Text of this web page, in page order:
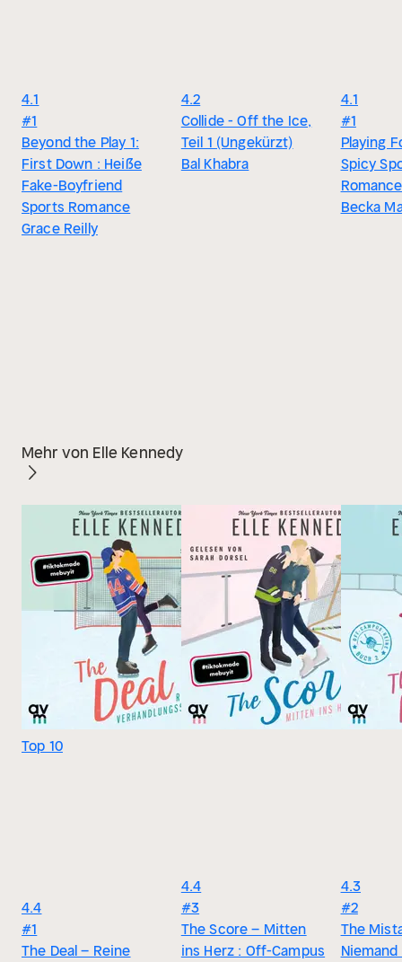
4.1
#1
Beyond the Play 1:
First Down : Heiße
Fake-Boyfriend
Sports Romance
Grace Reilly
4.2
Collide - Off the Ice,
Teil 1 (Ungekürzt)
Bal Khabra
4.1
#1
Playing
Spicy
Romance
Becka
Mehr von Elle Kennedy
Top 10
4.4
#1
The Deal – Reine
4.4
#3
The Score – Mitten
ins Herz : Off-Campus
4.3
#2
The